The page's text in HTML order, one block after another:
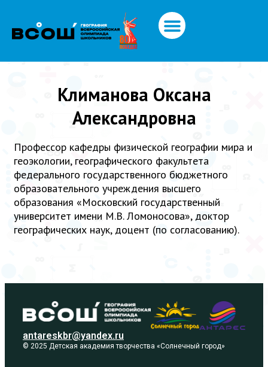
Климанова Оксана
Александровна
Профессор кафедры физической географии мира и
геоэкологии, географического факультета
федерального государственного бюджетного
образовательного учреждения высшего
образования «Московский государственный
университет имени М.В. Ломоносова», доктор
географических наук, доцент (по согласованию).
antareskbr@yandex.ru
© 2025 Детская академия творчества «Солнечный город»